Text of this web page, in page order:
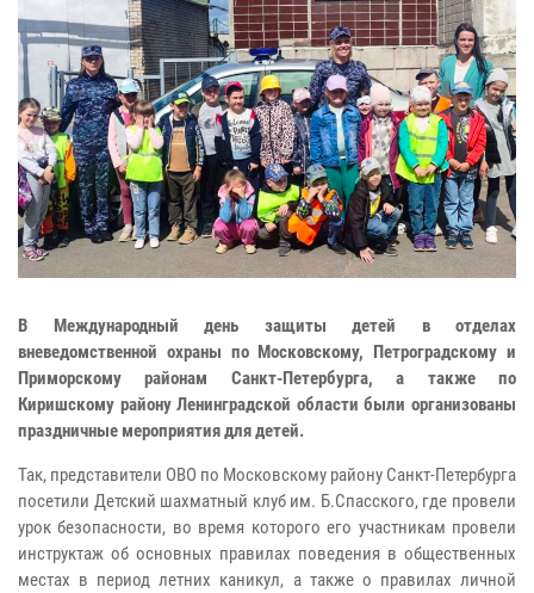
В Международный день защиты детей в отделах
вневедомственной охраны по Московскому, Петроградскому и
Приморскому районам Санкт-Петербурга, а также по
Киришскому району Ленинградской области были организованы
праздничные мероприятия для детей.
Так, представители ОВО по Московскому району Санкт-Петербурга
посетили Детский шахматный клуб им. Б.Спасского, где провели
урок безопасности, во время которого его участникам провели
инструктаж об основных правилах поведения в общественных
местах в период летних каникул, а также о правилах личной